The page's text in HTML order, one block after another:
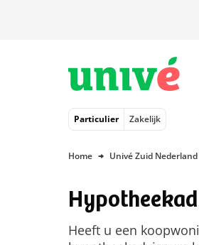
Particulier Zakelijk
Home Univé Zuid Nederland
Heeft u een